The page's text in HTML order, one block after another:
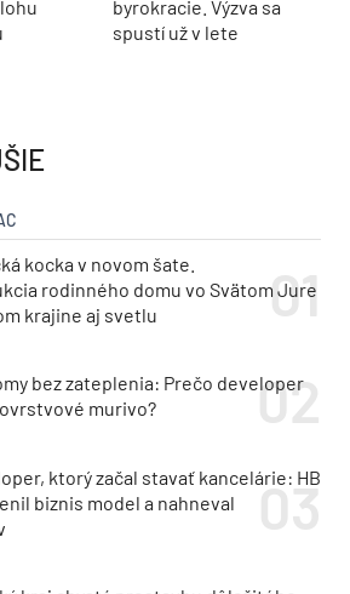
byrokracie. Výzva sa
spustí už v lete
kocka v novom šate.
rodinného domu vo Svätom Jure
krajine aj svetlu
bez zateplenia: Prečo developer
murivo?
ktorý začal stavať kancelárie: HB
biznis model a nahneval